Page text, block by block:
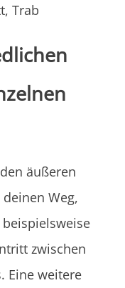
Trab
äußeren
Weg,
zwischen
Eine weitere